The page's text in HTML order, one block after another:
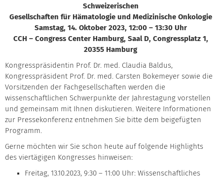
Schweizerischen
Gesellschaften für Hämatologie und Medizinische Onkologie
Samstag, 14. Oktober 2023, 12:00 – 13:30 Uhr
CCH – Congress Center Hamburg, Saal D, Congressplatz 1,
20355 Hamburg
Kongresspräsidentin Prof. Dr. med. Claudia Baldus,
Kongresspräsident Prof. Dr. med. Carsten Bokemeyer sowie die
Vorsitzenden der Fachgesellschaften werden die
wissenschaftlichen Schwerpunkte der Jahrestagung vorstellen
und gemeinsam mit Ihnen diskutieren. Weitere Informationen
zur Pressekonferenz entnehmen Sie bitte dem beigefügten
Programm.
Gerne möchten wir Sie schon heute auf folgende Highlights
des viertägigen Kongresses hinweisen:
Freitag, 13.10.2023, 9:30 – 11:00 Uhr: Wissenschaftliches